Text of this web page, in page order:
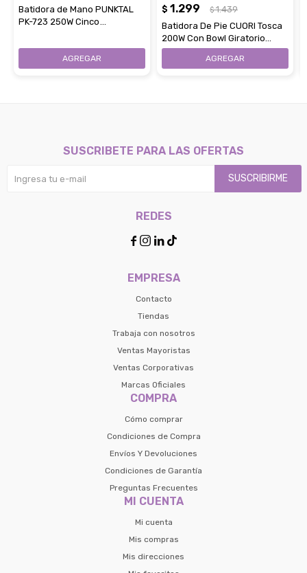
Batidora de Mano PUNKTAL
PK-723 250W Cinco
$ 1.299 $ 1.439
Batidora De Pie CUORI Tosca
200W Con Bowl Giratorio
Cinco Velocidades
EMPRESA
Contacto
Tiendas
Trabaja con nosotros
Ventas Mayoristas
Ventas Corporativas
Marcas Oficiales
COMPRA
Cómo comprar
Condiciones de Compra
Envíos Y Devoluciones
Condiciones de Garantía
Preguntas Frecuentes
MI CUENTA
Mi cuenta
Mis compras
Mis direcciones
SUSCRIBETE PARA LAS OFERTAS
SUSCRIBIRME
REDES
   